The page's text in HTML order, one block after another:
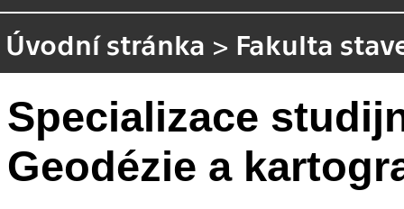
Úvodní stránka > Fakulta
Specializace
Geodézie a